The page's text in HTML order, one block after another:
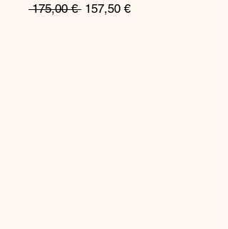
175,00 € Prezzo
157,50 €Prezzo